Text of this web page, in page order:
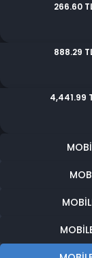
266.60
888.29
4,441.99